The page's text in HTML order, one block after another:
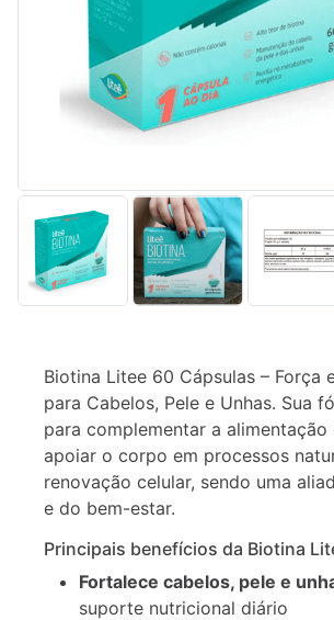
adicional
Biotina Litee 60 Cápsulas – Força
para Cabelos, Pele e Unhas. Sua
para complementar a alimentação
apoiar o corpo em processos
renovação celular, sendo uma
e do bem-estar.
Principais benefícios da Biotina
Fortalece cabelos, pele e
suporte nutricional diário